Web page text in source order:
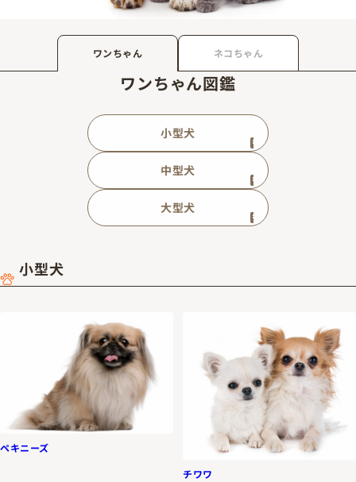
ワンちゃん ネコちゃん
ワンちゃん図鑑
小型犬
中型犬
大型犬
小型犬
ペキニーズ
チワワ